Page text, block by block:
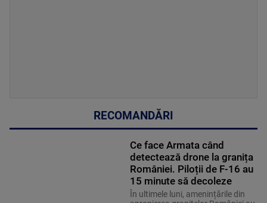
RECOMANDĂRI
Ce face Armata când
detectează drone la granița
României. Piloții de F-16 au
15 minute să decoleze
În ultimele luni, amenințările din